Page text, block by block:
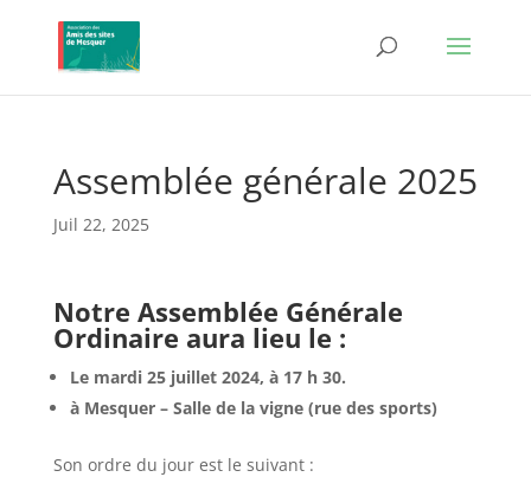
Assemblée générale 2025
Juil 22, 2025
Notre Assemblée Générale
Ordinaire aura lieu le :
Le mardi 25 juillet 2024, à 17 h 30.
à Mesquer – Salle de la vigne (rue des sports)
Son ordre du jour est le suivant :